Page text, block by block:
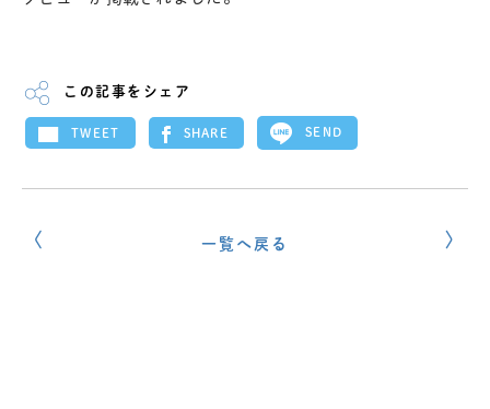
この記事をシェア
TWEET SHARE SEND
一覧へ戻る